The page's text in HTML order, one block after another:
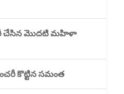
చేసిన మొదటి మహిళా
కొట్టిన సమంత